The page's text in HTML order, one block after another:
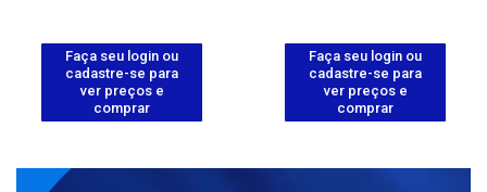
Faça seu login ou
cadastre-se para
ver preços e
comprar
Faça seu login ou
cadastre-se para
ver preços e
comprar